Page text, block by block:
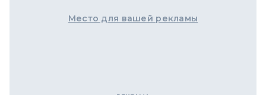
Место для вашей рекламы